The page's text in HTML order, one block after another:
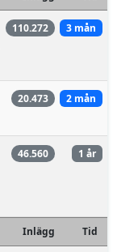
110.272 3 mån
20.473 2 mån
46.560 1 år
Inlägg Tid